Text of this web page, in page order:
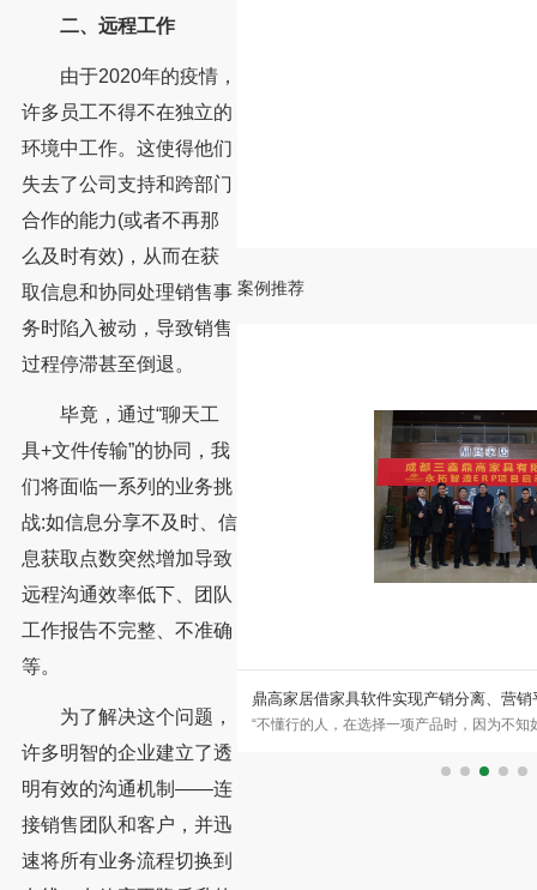
二、远程工作
由于2020年的疫情，
许多员工不得不在独立的
环境中工作。这使得他们
失去了公司支持和跨部门
合作的能力(或者不再那
么及时有效)，从而在获
取信息和协同处理销售事
务时陷入被动，导致销售
过程停滞甚至倒退。
毕竟，通过“聊天工
具+文件传输”的协同，我
们将面临一系列的业务挑
战:如信息分享不及时、信
息获取点数突然增加导致
远程沟通效率低下、团队
工作报告不完整、不准确
等。
为了解决这个问题，
许多明智的企业建立了透
明有效的沟通机制——连
接销售团队和客户，并迅
速将所有业务流程切换到
案例推荐
创新成
鼎高家居借家具软件实现产销分离、营销平台化
“不懂行的人，在选择一项产品时，因为不知如何下手，最简单安全的
法，便是选择名牌。这是常见选择，也是人的共性。”所以鼎高家